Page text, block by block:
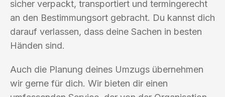
sicher verpackt, transportiert und termingerecht
an den Bestimmungsort gebracht. Du kannst dich
darauf verlassen, dass deine Sachen in besten
Händen sind.
Auch die Planung deines Umzugs übernehmen
wir gerne für dich. Wir bieten dir einen